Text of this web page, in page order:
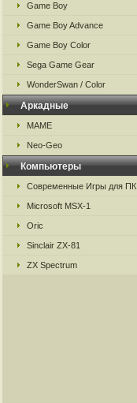
Game Boy
Game Boy Advance
Game Boy Color
Sega Game Gear
WonderSwan / Color
Аркадные
MAME
Neo-Geo
Компьютеры
Современные Игры для ПК
Microsoft MSX-1
Oric
Sinclair ZX-81
ZX Spectrum